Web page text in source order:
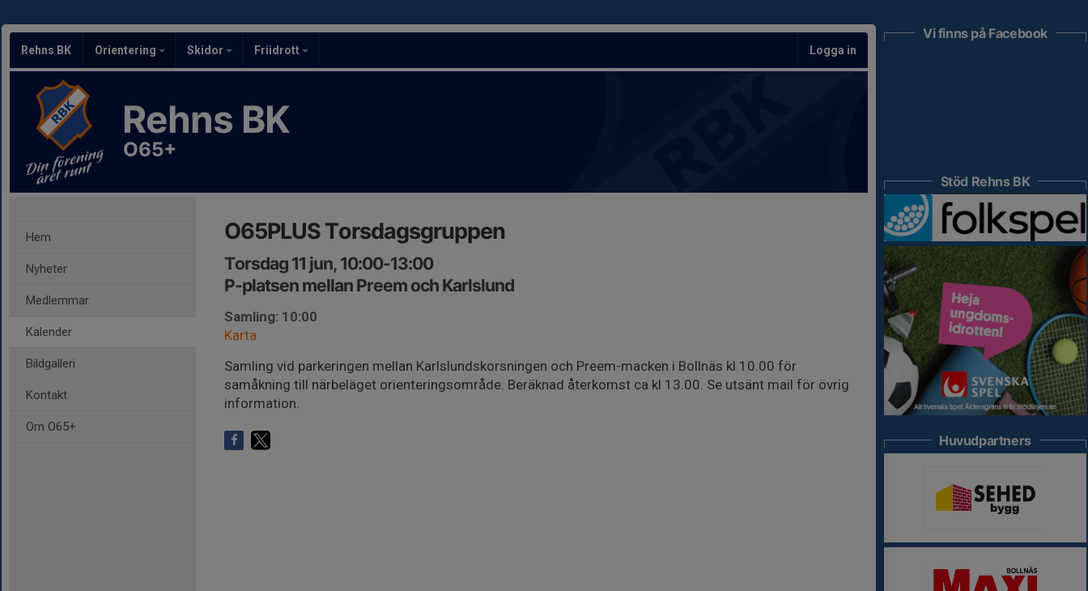
Rehns BK Orientering Skidor Friidrott Logga in
Rehns BK
O65+
Hem
Nyheter
Medlemmar
Kalender
Bildgalleri
Kontakt
Om O65+
O65PLUS Torsdagsgruppen
Torsdag 11 jun, 10:00-13:00
P-platsen mellan Preem och Karlslund
Samling: 10:00
Karta
Samling vid parkeringen mellan Karlslundskorsningen och Preem-macken i Bollnäs kl 10.00 för
samåkning till närbeläget orienteringsområde. Beräknad återkomst ca kl 13.00. Se utsänt mail för övrig
information.
Vi finns på Facebook
Stöd Rehns BK
Huvudpartners